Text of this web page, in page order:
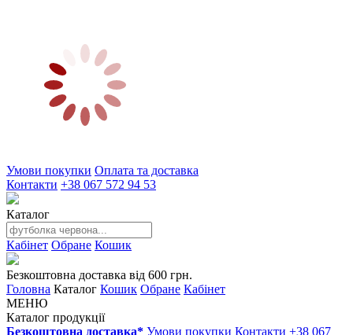
Умови покупки Оплата та доставка
Контакти +38 067 572 94 53
Каталог
Кабінет Обране Кошик
Безкоштовна доставка від 600 грн.
Головна Каталог Кошик Обране Кабінет
МЕНЮ
Каталог продукції
Безкоштовна доставка* Умови покупки Контакти +38 067